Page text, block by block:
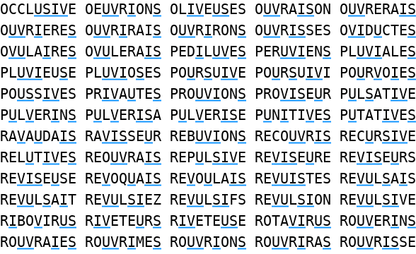
OCCLUSIVE OEUVRIONS OLIVEUSES OUVRAISON OUVRERAIS
OUVRIERES OUVRIRAIS OUVRIRONS OUVRISSES OVIDUCTES
OVULAIRES OVULERAIS PEDILUVES PERUVIENS PLUVIALES
PLUVIEUSE PLUVIOSES POURSUIVE POURSUIVI POURVOIES
POUSSIVES PRIVAUTES PROUVIONS PROVISEUR PULSATIVE
PULVERINS PULVERISA PULVERISE PUNITIVES PUTATIVES
RAVAUDAIS RAVISSEUR REBUVIONS RECOUVRIS RECURSIVE
RELUTIVES REOUVRAIS REPULSIVE REVISEURE REVISEURS
REVISEUSE REVOQUAIS REVOULAIS REVUISTES REVULSAIS
REVULSAIT REVULSIEZ REVULSIFS REVULSION REVULSIVE
RIBOVIRUS RIVETEURS RIVETEUSE ROTAVIRUS ROUVERINS
ROUVRAIES ROUVRIMES ROUVRIONS ROUVRIRAS ROUVRISSE